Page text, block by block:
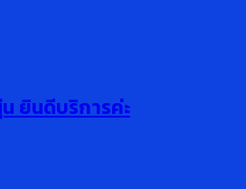
ยินดีบริการค่ะ